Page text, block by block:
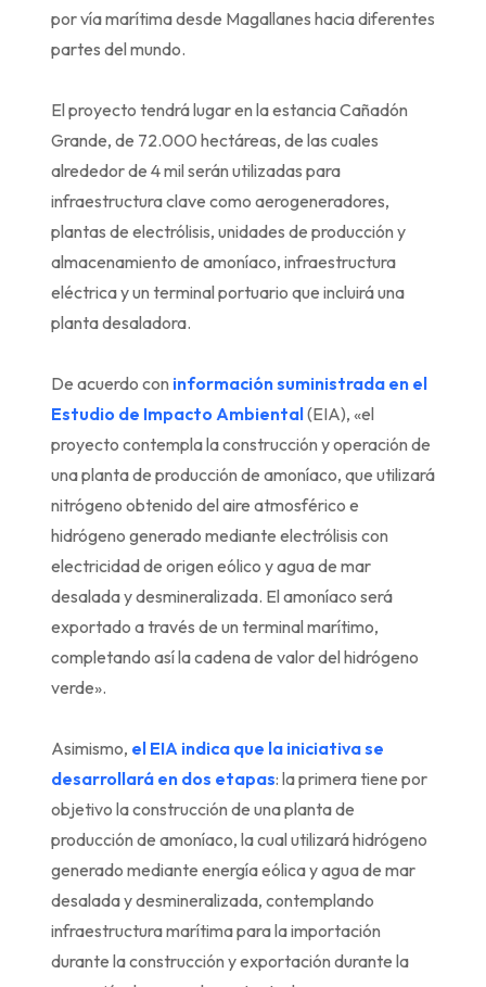
por vía marítima desde Magallanes hacia diferentes
partes del mundo.
El proyecto tendrá lugar en la estancia Cañadón
Grande, de 72.000 hectáreas, de las cuales
alrededor de 4 mil serán utilizadas para
infraestructura clave como aerogeneradores,
plantas de electrólisis, unidades de producción y
almacenamiento de amoníaco, infraestructura
eléctrica y un terminal portuario que incluirá una
planta desaladora.
De acuerdo con información suministrada en el
Estudio de Impacto Ambiental(EIA), «el
proyecto contempla la construcción y operación de
una planta de producción de amoníaco, que utilizará
nitrógeno obtenido del aire atmosférico e
hidrógeno generado mediante electrólisis con
electricidad de origen eólico y agua de mar
desalada y desmineralizada. El amoníaco será
exportado a través de un terminal marítimo,
completando así la cadena de valor del hidrógeno
verde».
Asimismo, el EIA indica que la iniciativa se
desarrollará en dos etapas: la primera tiene por
objetivo la construcción de una planta de
producción de amoníaco, la cual utilizará hidrógeno
generado mediante energía eólica y agua de mar
desalada y desmineralizada, contemplando
infraestructura marítima para la importación
durante la construcción y exportación durante la